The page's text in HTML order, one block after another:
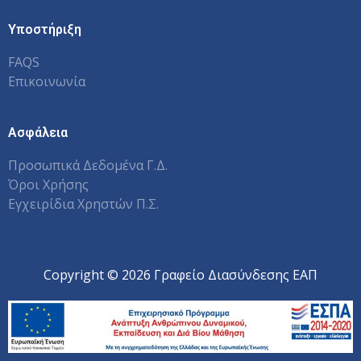
Υποστήριξη
FAQS
Επικοινωνία
Ασφάλεια
Προσωπικά Δεδομένα Γ.Δ.
Όροι Χρήσης
Εγχειρίδια Χρηστών Π.Σ.
Copyright © 2026 Γραφείο Διασύνδεσης ΕΑΠ